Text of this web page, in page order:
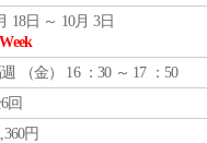
18日 ～ 10月 3日
（金） 16 ：30 ～ 17 ：50
回
円